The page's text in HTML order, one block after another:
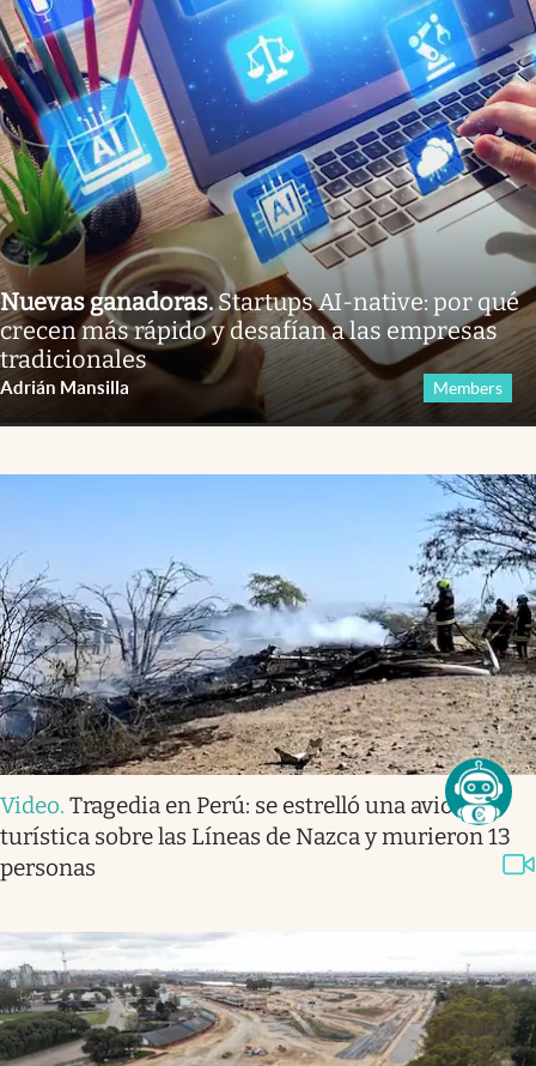
Nuevas ganadoras.Startups AI-native: por qué
crecen más rápido y desafían a las empresas
tradicionales
Adrián Mansilla Members
Video. Tragedia en Perú: se estrelló una avioneta
turística sobre las Líneas de Nazca y murieron 13
personas